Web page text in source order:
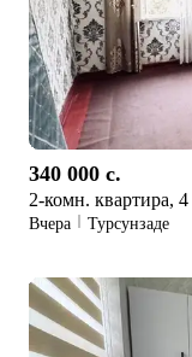
340 000 c.
2-комн. квартира,
Вчера Турсунзаде